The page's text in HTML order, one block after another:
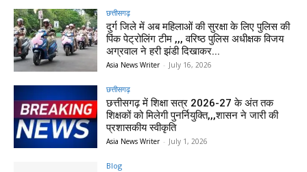
छत्तीसगढ़
दुर्ग जिले में अब महिलाओं की सुरक्षा के लिए पुलिस की
पिंक पेट्रोलिंग टीम ,,, वरिष्ठ पुलिस अधीक्षक विजय
अग्रवाल ने हरी झंडी दिखाकर...
Asia News Writer - July 16, 2026
छत्तीसगढ़
छत्तीसगढ़ में शिक्षा सत्र 2026-27 के अंत तक
शिक्षकों को मिलेगी पुनर्नियुक्ति,,,शासन ने जारी की
प्रशासकीय स्वीकृति
Asia News Writer - July 1, 2026
Blog